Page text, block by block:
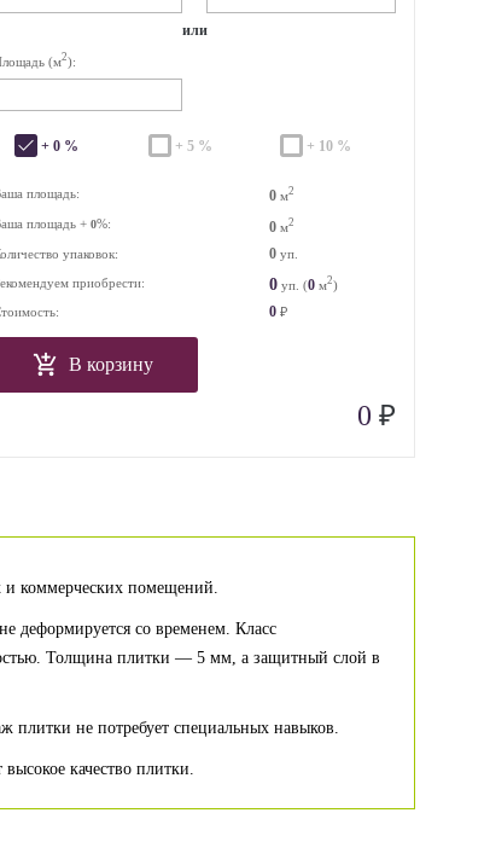
или
(м2):
+ 0 % + 5 % + 10 %
площадь: 0 м2
площадь + 0%: 0 м2
упаковок: 0 уп.
приобрести:
0 уп. (0 м2)
0 ₽
В корзину
0 ₽
и коммерческих помещений.
деформируется со временем. Класс
Толщина плитки — 5 мм, а защитный слой в
плитки не потребует специальных навыков.
качество плитки.